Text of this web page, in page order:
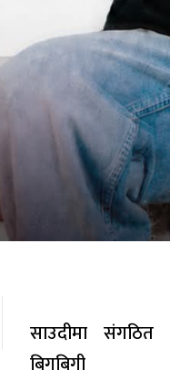
साउदीमा संगठित
बिगबिगी